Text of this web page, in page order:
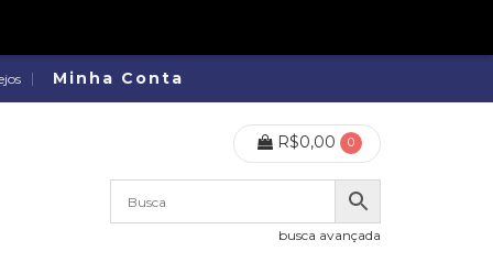
Minha Conta
R$0,00 0
busca avançada